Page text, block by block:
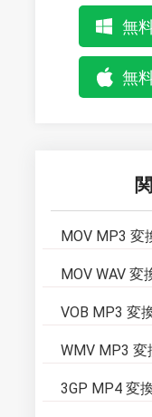
無
無
MOV MP3 変
MOV WAV 変
VOB MP3 変
WMV MP3 変
3GP MP4 変